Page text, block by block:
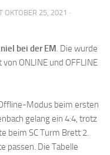
OKTOBER 25, 2021 ·
bei der EM. Die wurde
ONLINE und OFFLINE
Modus beim ersten
gelang ein 4:4, trotz
beim SC Turm Brett 2.
passen. Die Tabelle